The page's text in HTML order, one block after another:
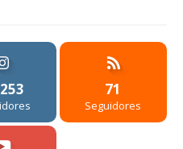
71
Seguidores